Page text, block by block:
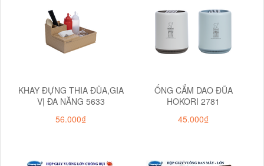
KHAY ĐỰNG THIA ĐŨA,GIA
VỊ ĐA NĂNG 5633
56.000₫
ỐNG CẮM DAO ĐŨA
HOKORI 2781
45.000₫